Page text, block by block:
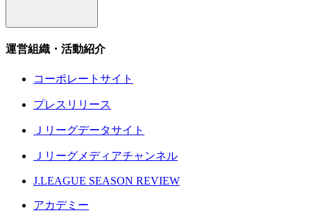
運営組織・活動紹介
コーポレートサイト
プレスリリース
Ｊリーグデータサイト
Ｊリーグメディアチャンネル
J.LEAGUE SEASON REVIEW
アカデミー